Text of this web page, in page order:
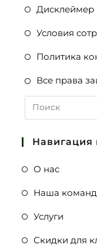
Дисклеймер
Условия
Политика
Все права
Навигация
О нас
Наша
Услуги
Скидки для